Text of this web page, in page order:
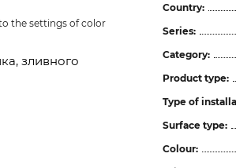
the settings of color
зливного
Country:
Series:
Category:
Product type:
Type of
Surface type:
Colour: